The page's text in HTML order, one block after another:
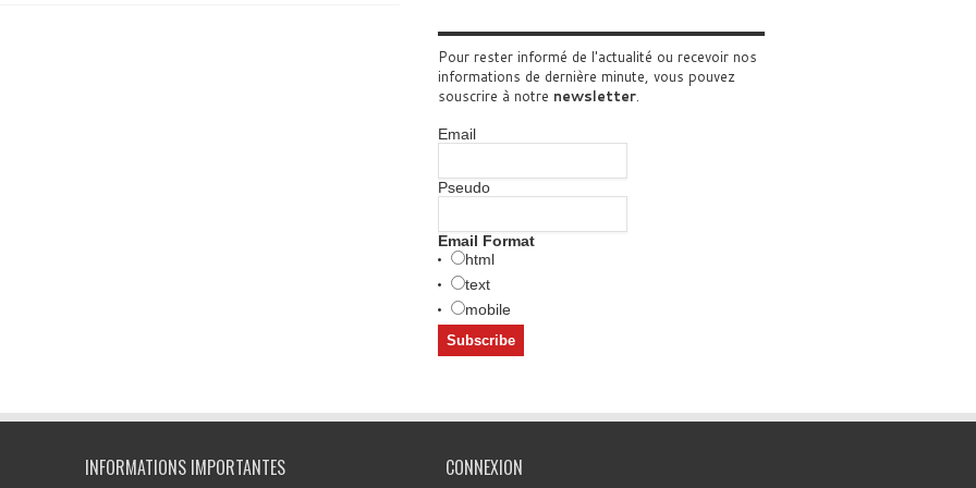
Pour rester informé de l'actualité ou recevoir nos
informations de dernière minute, vous pouvez
souscrire à notre newsletter.
Email
Pseudo
Email Format
html
text
mobile
INFORMATIONS IMPORTANTES CONNEXION